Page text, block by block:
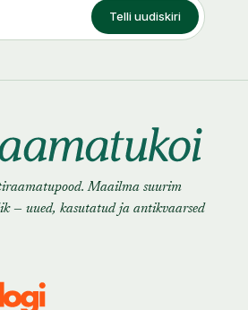
Telli uudiskiri
Maailma suurim
— uued, kasutatud ja antikvaarsed